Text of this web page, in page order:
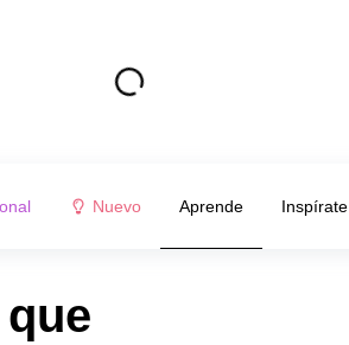
Nuevo Aprende Inspírate